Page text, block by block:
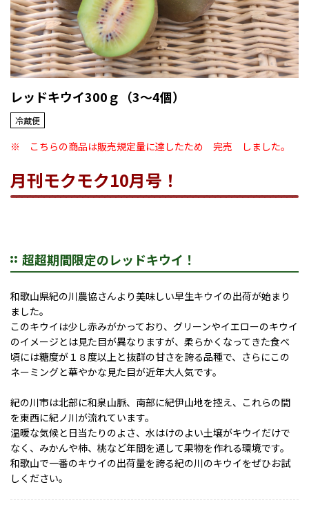
レッドキウイ300ｇ（3～4個）
冷蔵便
※ こちらの商品は販売規定量に達したため 完売 しました。
月刊モクモク10月号！
超超期間限定のレッドキウイ！
和歌山県紀の川農協さんより美味しい早生キウイの出荷が始まり
ました。
このキウイは少し赤みがかっており、グリーンやイエローのキウイ
のイメージとは見た目が異なりますが、柔らかくなってきた食べ
頃には糖度が１８度以上と抜群の甘さを誇る品種で、さらにこの
ネーミングと華やかな見た目が近年大人気です。
紀の川市は北部に和泉山脈、南部に紀伊山地を控え、これらの間
を東西に紀ノ川が流れています。
温暖な気候と日当たりのよさ、水はけのよい土壌がキウイだけで
なく、みかんや柿、桃など年間を通して果物を作れる環境です。
和歌山で一番のキウイの出荷量を誇る紀の川のキウイをぜひお試
しください。